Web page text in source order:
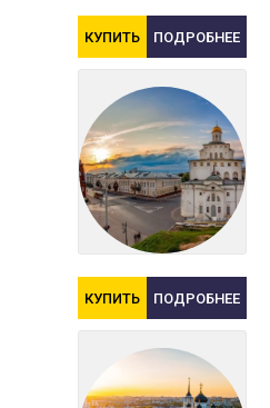
КУПИТЬ ПОДРОБНЕЕ
КУПИТЬ ПОДРОБНЕЕ